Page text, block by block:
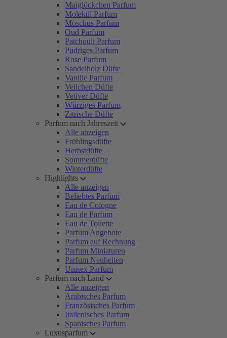
Maiglöckchen Parfum
Molekül Parfum
Moschus Parfum
Oud Parfum
Patchouli Parfum
Pudriges Parfum
Rose Parfum
Sandelholz Düfte
Vanille Parfum
Veilchen Düfte
Vetiver Düfte
Würziges Parfum
Zitrische Düfte
Parfum nach Jahreszeit
Alle anzeigen
Frühlingsdüfte
Herbstdüfte
Sommerdüfte
Winterdüfte
Highlights
Alle anzeigen
Beliebtes Parfum
Eau de Cologne
Eau de Parfum
Eau de Toilette
Parfum Angebote
Parfum auf Rechnung
Parfum Miniaturen
Parfum Neuheiten
Unisex Parfum
Parfum nach Land
Alle anzeigen
Arabisches Parfum
Französisches Parfum
Italienisches Parfum
Spanisches Parfum
Luxusparfum